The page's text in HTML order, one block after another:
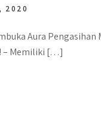
2020
Aura
– Memiliki […]